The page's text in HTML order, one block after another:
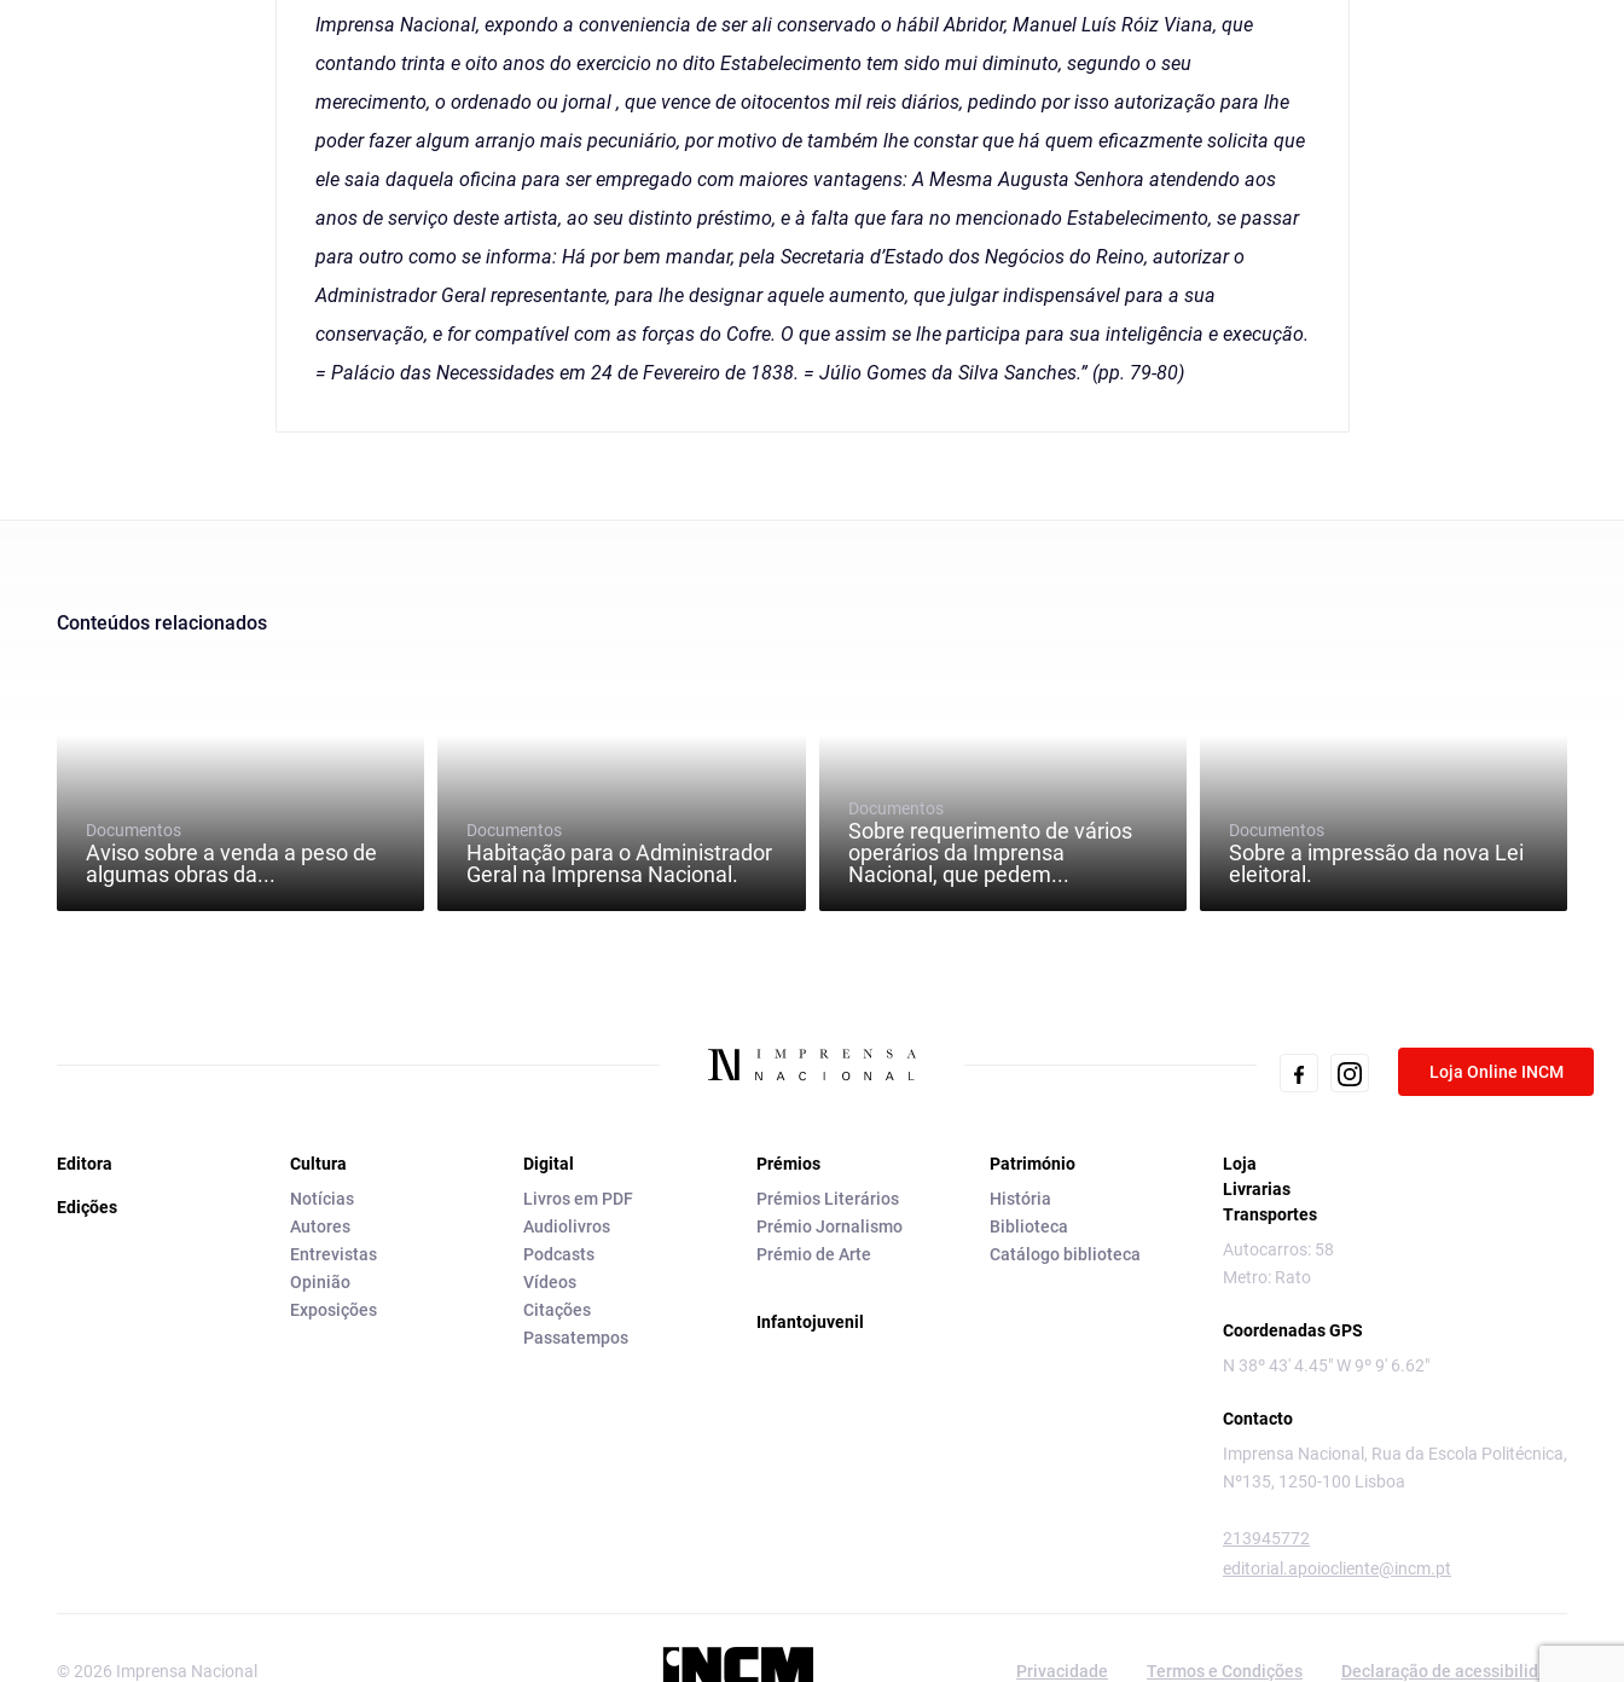
Imprensa Nacional, expondo a conveniencia de ser ali conservado o hábil Abridor, Manuel Luís Róiz Viana, que
contando trinta e oito anos do exercicio no dito Estabelecimento tem sido mui diminuto, segundo o seu
merecimento, o ordenado ou jornal , que vence de oitocentos mil reis diários, pedindo por isso autorização para lhe
poder fazer algum arranjo mais pecuniário, por motivo de também lhe constar que há quem eficazmente solicita que
ele saia daquela oficina para ser empregado com maiores vantagens: A Mesma Augusta Senhora atendendo aos
anos de serviço deste artista, ao seu distinto préstimo, e à falta que fara no mencionado Estabelecimento, se passar
para outro como se informa: Há por bem mandar, pela Secretaria d’Estado dos Negócios do Reino, autorizar o
Administrador Geral representante, para lhe designar aquele aumento, que julgar indispensável para a sua
conservação, e for compatível com as forças do Cofre. O que assim se lhe participa para sua inteligência e execução.
= Palácio das Necessidades em 24 de Fevereiro de 1838. = Júlio Gomes da Silva Sanches.” (pp. 79-80)
Conteúdos relacionados
Documentos
Aviso sobre a venda a peso de
algumas obras da...
Documentos
Habitação para o Administrador
Geral na Imprensa Nacional.
Documentos
Sobre requerimento de vários
operários da Imprensa
Nacional, que pedem...
Documentos
Sobre a impressão da nova Lei
eleitoral.
Loja Online INCM
Editora
Edições
Cultura
Notícias
Autores
Entrevistas
Opinião
Exposições
Digital
Livros em PDF
Audiolivros
Podcasts
Vídeos
Citações
Passatempos
Prémios
Prémios Literários
Prémio Jornalismo
Prémio de Arte
Infantojuvenil
Património
História
Biblioteca
Catálogo biblioteca
Loja
Livrarias
Transportes
Autocarros: 58
Metro: Rato
Coordenadas GPS
N 38º 43' 4.45" W 9º 9' 6.62"
Contacto
Imprensa Nacional, Rua da Escola Politécnica,
Nº135, 1250-100 Lisboa
213945772
editorial.apoiocliente@incm.pt
© 2026 Imprensa Nacional Privacidade Termos e Condições Declaração de acessibilidade